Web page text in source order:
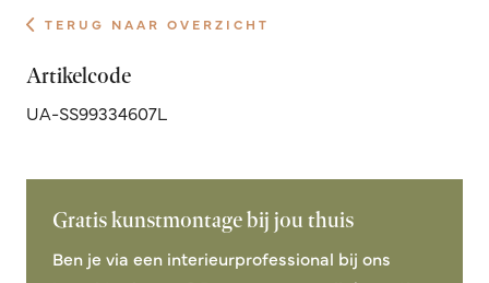
TERUG NAAR OVERZICHT
Artikelcode
UA-SS99334607L
Gratis kunstmontage bij jou thuis
Ben je via een interieurprofessional bij ons